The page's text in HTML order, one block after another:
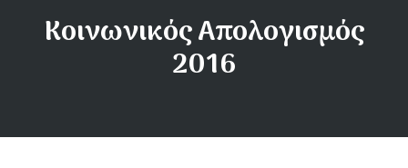
Κοινωνικός Απολογισμός
2016